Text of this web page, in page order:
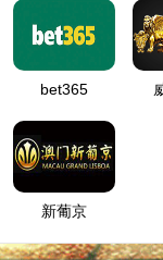
很抱
请仔细